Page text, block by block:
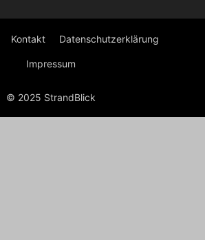
Kontakt Datenschutzerklärung
Impressum
© 2025 StrandBlick